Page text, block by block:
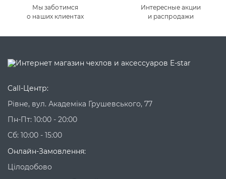
Мы заботимся
о наших клиентах
Интересные акции
и распродажи
Call-Центр:
Рівне, вул. Академіка Грушевського, 77
Пн-Пт: 10:00 - 20:00
Сб: 10:00 - 15:00
Онлайн-Замовлення:
Цілодобово